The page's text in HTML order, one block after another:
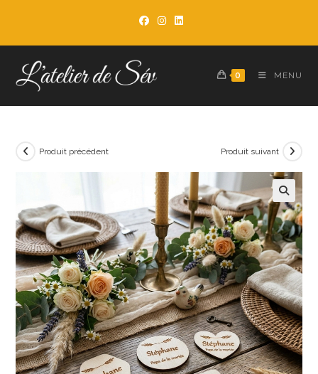
content
0 MENU
Produit précédent Produit suivant